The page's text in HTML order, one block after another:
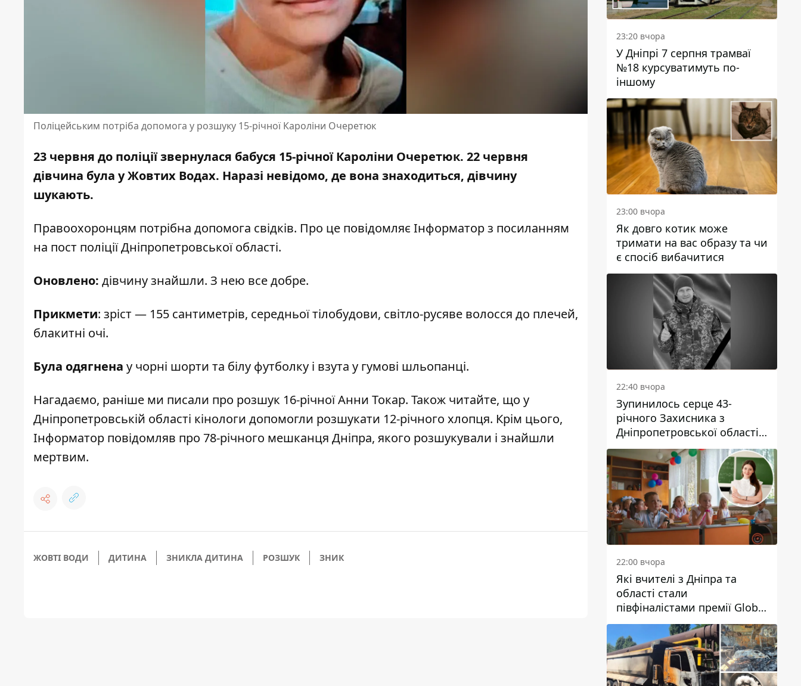
Поліцейським потріба допомога у розшуку 15-річної Кароліни Очеретюк
23 червня до поліції звернулася бабуся 15-річної Кароліни Очеретюк. 22 червня
дівчина була у Жовтих Водах. Наразі невідомо, де вона знаходиться, дівчину
шукають.
Правоохоронцям потрібна допомога свідків. Про це повідомляє Інформатор з посиланням
на пост поліції Дніпропетровської області.
Оновлено: дівчину знайшли. З нею все добре.
Прикмети: зріст — 155 сантиметрів, середньої тілобудови, світло-русяве волосся до плечей,
блакитні очі.
Була одягнена у чорні шорти та білу футболку і взута у гумові шльопанці.
Нагадаємо, раніше ми писали про розшук 16-річної Анни Токар. Також читайте, що у
Дніпропетровській області кінологи допомогли розшукати 12-річного хлопця. Крім цього,
Інформатор повідомляв про 78-річного мешканця Дніпра, якого розшукували і знайшли
мертвим.
ЖОВТІ ВОДИ ДИТИНА ЗНИКЛА ДИТИНА РОЗШУК ЗНИК
23:20 вчора
У Дніпрі 7 серпня трамваї
№18 курсуватимуть по-
іншому
23:00 вчора
Як довго котик може
тримати на вас образу та чи
є спосіб вибачитися
22:40 вчора
Зупинилось серце 43-
річного Захисника з
Дніпропетровської області
Євгена Зінченка
22:00 вчора
Які вчителі з Дніпра та
області стали
півфіналістами премії Global
Teacher Prize Ukraine 2026